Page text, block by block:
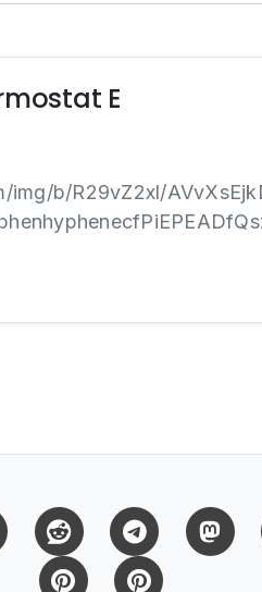
E
b/R29vZ2xl/
WhatsappReddit Telegram
Pinterest